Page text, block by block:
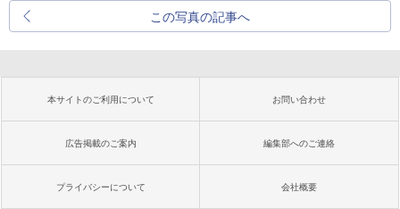
この写真の記事へ
本サイトのご利用について お問い合わせ
広告掲載のご案内 編集部へのご連絡
プライバシーについて 会社概要